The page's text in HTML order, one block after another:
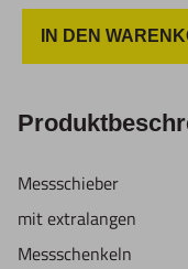
IN DEN
Messschieber
mit extralangen
Messschenkeln